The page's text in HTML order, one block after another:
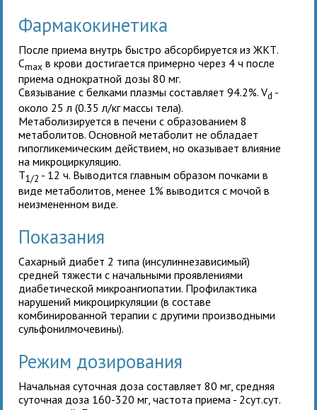
Фармакокинетика
После приема внутрь быстро абсорбируется из ЖКТ.
Cmax в крови достигается примерно через 4 ч после
приема однократной дозы 80 мг.
Связывание с белками плазмы составляет 94.2%. Vd -
около 25 л (0.35 л/кг массы тела).
Метаболизируется в печени с образованием 8
метаболитов. Основной метаболит не обладает
гипогликемическим действием, но оказывает влияние
на микроциркуляцию.
T1/2 - 12 ч. Выводится главным образом почками в
виде метаболитов, менее 1% выводится с мочой в
неизмененном виде.
Показания
Сахарный диабет 2 типа (инсулиннезависимый)
средней тяжести с начальными проявлениями
диабетической микроангиопатии. Профилактика
нарушений микроциркуляции (в составе
комбинированной терапии с другими производными
сульфонилмочевины).
Режим дозирования
Начальная суточная доза составляет 80 мг, средняя
суточная доза 160-320 мг, частота приема - 2сут.сут.